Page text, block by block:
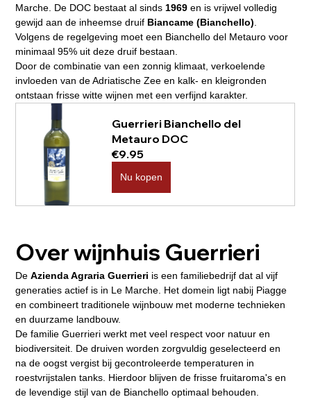
Marche. De DOC bestaat al sinds 1969 en is vrijwel volledig
gewijd aan de inheemse druif Biancame (Bianchello)
Volgens de regelgeving moet een Bianchello del Metauro voor
minimaal 95% uit deze druif bestaan.
Door de combinatie van een zonnig klimaat, verkoelende
invloeden van de Adriatische Zee en kalk- en kleigronden
ontstaan frisse witte wijnen met een verfijnd karakter.
Guerrieri Bianchello del
Metauro DOC
€9.95
Nu kopen
Over wijnhuis Guerrieri
De Azienda Agraria Guerrieri is een familiebedrijf dat al vijf
generaties actief is in Le Marche. Het domein ligt nabij Piagge
en combineert traditionele wijnbouw met moderne technieken
en duurzame landbouw.
De familie Guerrieri werkt met veel respect voor natuur en
biodiversiteit. De druiven worden zorgvuldig geselecteerd en
na de oogst vergist bij gecontroleerde temperaturen in
roestvrijstalen tanks. Hierdoor blijven de frisse fruitaroma's en
de levendige stijl van de Bianchello optimaal behouden.